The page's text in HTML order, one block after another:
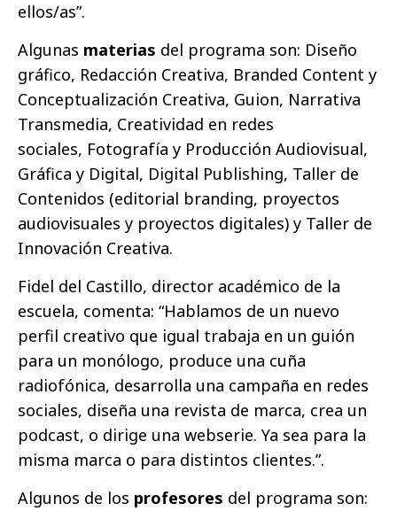
ellos/as”.
Algunas materias del programa son: Diseño
gráfico, Redacción Creativa, Branded Content y
Conceptualización Creativa, Guion, Narrativa
Transmedia, Creatividad en redes
sociales, Fotografía y Producción Audiovisual,
Gráfica y Digital, Digital Publishing, Taller de
Contenidos (editorial branding, proyectos
audiovisuales y proyectos digitales) y Taller de
Innovación Creativa.
Fidel del Castillo, director académico de la
escuela, comenta: “Hablamos de un nuevo
perfil creativo que igual trabaja en un guión
para un monólogo, produce una cuña
radiofónica, desarrolla una campaña en redes
sociales, diseña una revista de marca, crea un
podcast, o dirige una webserie. Ya sea para la
misma marca o para distintos clientes.”.
Algunos de los profesores del programa son: